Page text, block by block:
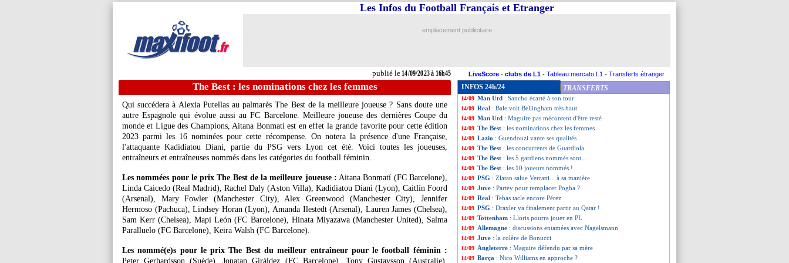
publié le14/09/2023 à 16h45
Les Infos du Football Français et Etranger
emplacement publicitaire
LiveScore - clubs de L1 - Tableau mercato L1 - Transferts étranger
The Best : les nominations chez les femmes
Qui succédera à Alexia Putellas au palmarès The Best de la meilleure joueuse ? Sans doute une
autre Espagnole qui évolue aussi au FC Barcelone. Meilleure joueuse des dernières Coupe du
monde et Ligue des Champions, Aitana Bonmatí est en effet la grande favorite pour cette édition
2023 parmi les 16 nominées pour cette récompense. On notera la présence d'une Française,
l'attaquante Kadidiatou Diani, partie du PSG vers Lyon cet été. Voici toutes les joueuses,
entraîneurs et entraîneuses nommés dans les catégories du football féminin.
Les nommées pour le prix The Best de la meilleure joueuse : Aitana Bonmatí (FC Barcelone),
Linda Caicedo (Real Madrid), Rachel Daly (Aston Villa), Kadidiatou Diani (Lyon), Caitlin Foord
(Arsenal), Mary Fowler (Manchester City), Alex Greenwood (Manchester City), Jennifer
Hermoso (Pachuca), Lindsey Horan (Lyon), Amanda Ilestedt (Arsenal), Lauren James (Chelsea),
Sam Kerr (Chelsea), Mapi León (FC Barcelone), Hinata Miyazawa (Manchester United), Salma
Paralluelo (FC Barcelone), Keira Walsh (FC Barcelone).
Les nommé(e)s pour le prix The Best du meilleur entraîneur pour le football féminin :
Peter Gerhardsson (Suède), Jonatan Giráldez (FC Barcelone), Tony Gustavsson (Australie),
INFOS 24h/24 TRANSFERTS
14/09 Ars: Benzema fait gagner Al Ittihad
14/09 Lens
14/09 PSG: un examen rassurant pour Mbappé
14/09 PSG: au moins 2 semaines d'absence pour Asensio
14/09 Man Utd : Sancho écarté à son tour
14/09 Real : Bale voit Bellingham très haut
14/09 Man Utd : Maguire pas mécontent d'être resté
14/09 The Best : les nominations chez les femmes
14/09 Lazio : Guendouzi vante ses qualités
14/09 The Best : les concurrents de Guardiola
14/09 The Best : les 5 gardiens nommés sont...
14/09 The Best : les 10 joueurs nommés !
14/09 PSG : Zlatan salue Verratti... à sa manière
14/09 Juve : Partey pour remplacer Pogba ?
14/09 Real : Tebas tacle encore Pérez
14/09 PSG : Draxler va finalement partir au Qatar !
14/09 Tottenham : Lloris pourra jouer en PL
14/09 Allemagne : discussions entamées avec Nagelsmann
14/09 Juve : la colère de Bonucci
14/09 Angleterre : Maguire défendu par sa mère
14/09 Barça : Nico Williams en approche ?